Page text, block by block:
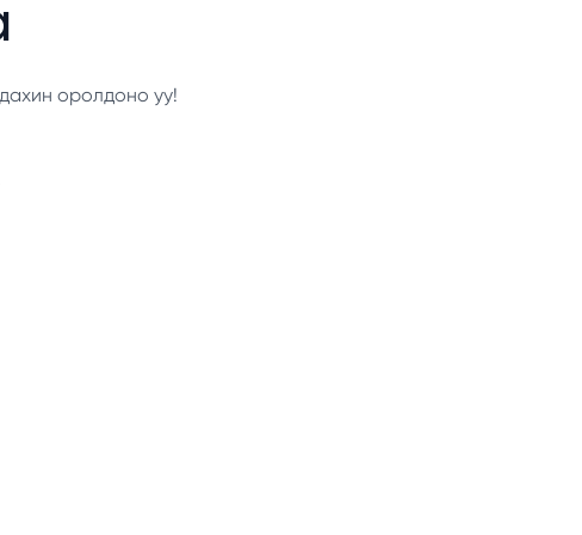
оролдоно уу!